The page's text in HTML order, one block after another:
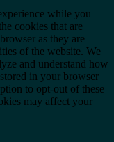
while you
cookies that are
as they are
of the website. We
and understand how
in your browser
to opt-out of these
may affect your